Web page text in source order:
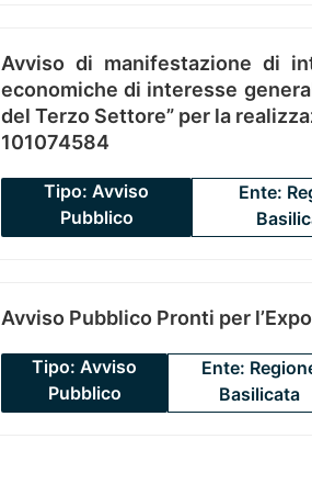
Avviso di manifestazione di
economiche di interesse
del Terzo Settore” per la
101074584
Tipo: Avviso
Pubblico
Ente:
Avviso Pubblico Pronti per
Tipo: Avviso
Pubblico
Ente:
Basilicata